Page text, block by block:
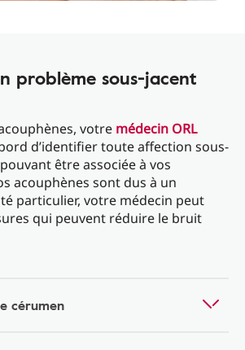
problème sous-jacent
votre médecin ORL
d’identifier toute affection sous-
être associée à vos
acouphènes sont dus à un
particulier, votre médecin peut
qui peuvent réduire le bruit
cérumen